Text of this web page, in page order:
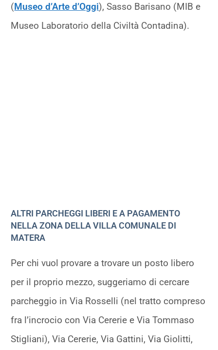
(Museo d’Arte d’Oggi), Sasso Barisano (MIB e
Museo Laboratorio della Civiltà Contadina).
ALTRI PARCHEGGI LIBERI E A PAGAMENTO
NELLA ZONA DELLA VILLA COMUNALE DI
MATERA
Per chi vuol provare a trovare un posto libero
per il proprio mezzo, suggeriamo di cercare
parcheggio in Via Rosselli (nel tratto compreso
fra l’incrocio con Via Cererie e Via Tommaso
Stigliani), Via Cererie, Via Gattini, Via Giolitti,